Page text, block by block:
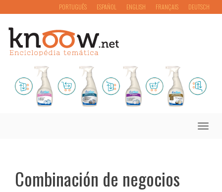
PORTUGUÊS ESPAÑOL ENGLISH FRANÇAIS DEUTSCH
Toggle
Combinación de negocios